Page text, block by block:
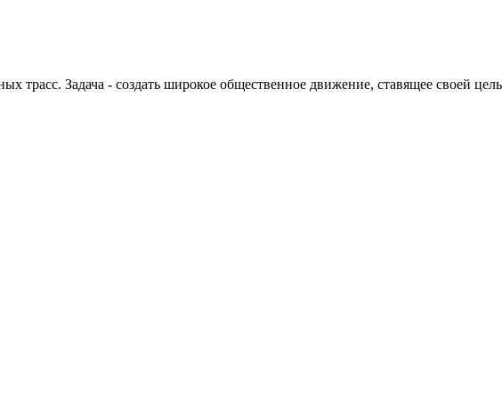
Задача - создать широкое общественное движение, ставящее своей